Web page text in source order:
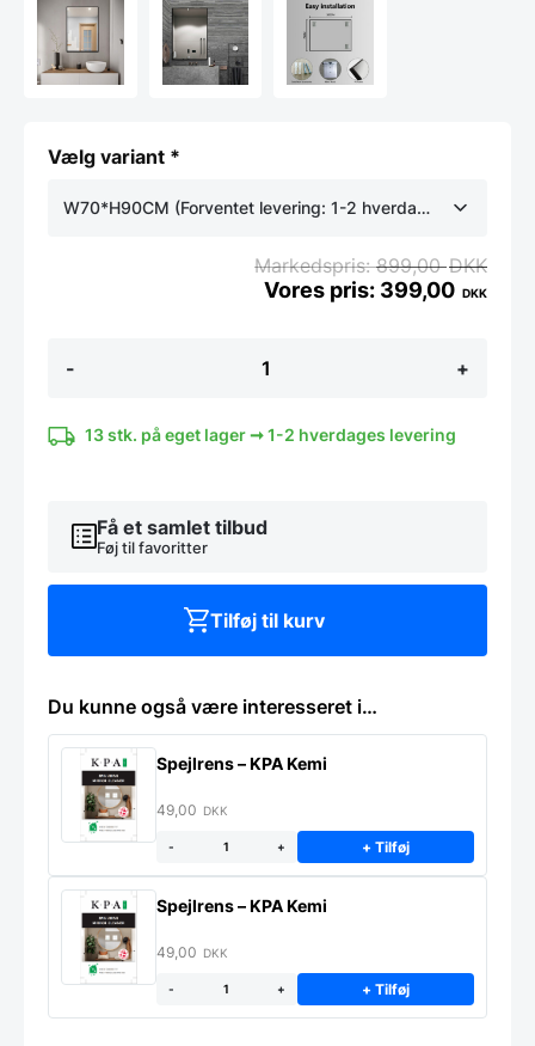
Vælg variant *
W70*H90CM (Forventet levering: 1-2 hverdage)
-
spejl
cm
+
899,00DKK
399,00 DKK
13 stk. på eget lager ➞ 1-2 hverdages levering
Få et samlet tilbud
Føj til favoritter
Tilføj til kurv
Du kunne også være interesseret i…
Spejlrens – KPA Kemi
49,00 DKK
- + + Tilføj
Spejlrens – KPA Kemi
49,00 DKK
- + + Tilføj